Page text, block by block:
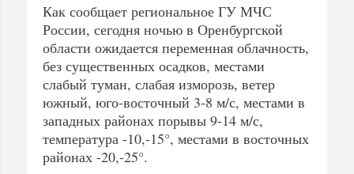
Как сообщает региональное ГУ МЧС
России, сегодня ночью в Оренбургской
области ожидается переменная облачность,
без существенных осадков, местами
слабый туман, слабая изморозь, ветер
южный, юго-восточный 3-8 м/с, местами в
западных районах порывы 9-14 м/с,
температура -10,-15°, местами в восточных
районах -20,-25°.